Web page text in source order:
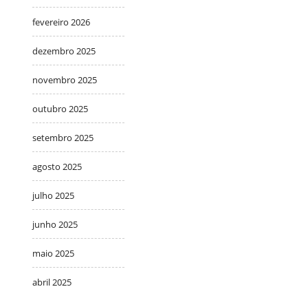
fevereiro 2026
dezembro 2025
novembro 2025
outubro 2025
setembro 2025
agosto 2025
julho 2025
junho 2025
maio 2025
abril 2025